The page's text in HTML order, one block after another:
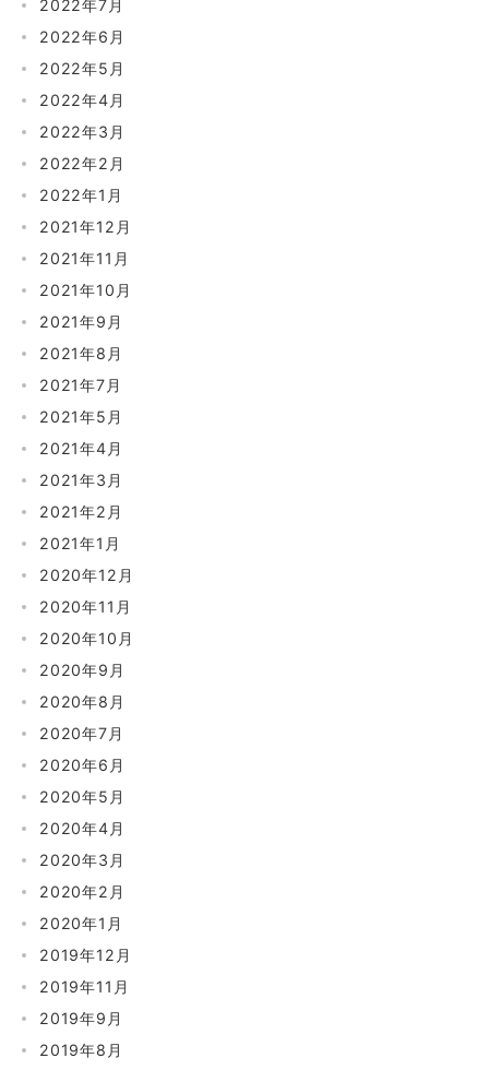
2022年7月
2022年6月
2022年5月
2022年4月
2022年3月
2022年2月
2022年1月
2021年12月
2021年11月
2021年10月
2021年9月
2021年8月
2021年7月
2021年5月
2021年4月
2021年3月
2021年2月
2021年1月
2020年12月
2020年11月
2020年10月
2020年9月
2020年8月
2020年7月
2020年6月
2020年5月
2020年4月
2020年3月
2020年2月
2020年1月
2019年12月
2019年11月
2019年9月
2019年8月